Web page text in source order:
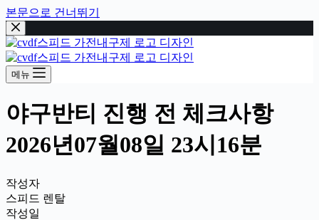
본문으로 건너뛰기
메뉴
야구반티 진행 전 체크사항
2026년07월08일 23시16분
작성자
스피드 렌탈
작성일